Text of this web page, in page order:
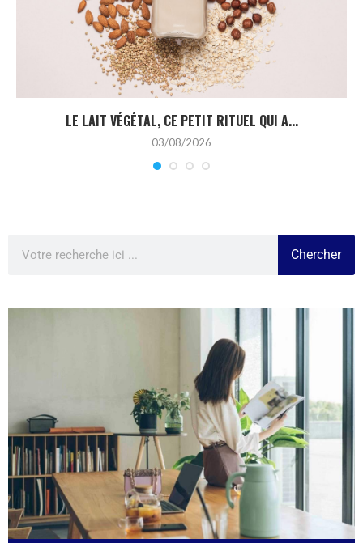
LE LAIT VÉGÉTAL, CE PETIT RITUEL QUI A...
03/08/2026
Chercher